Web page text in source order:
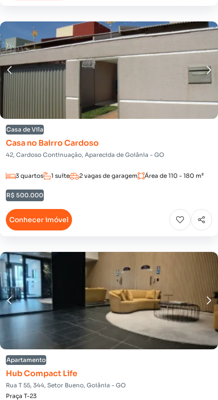
Casa de Vila
Casa no Bairro Cardoso
42, Cardoso Continuação, Aparecida de Goiânia - GO
3 quartos 1 suíte 2 vagas de garagem Área de 110 - 180 m²
R$ 500.000
Conhecer imóvel
Apartamento
Hub Compact Life
Rua T 55, 344, Setor Bueno, Goiânia - GO
Praça T-23